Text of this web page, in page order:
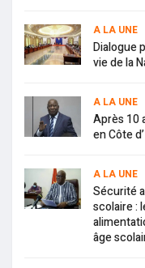
A LA UNE
Dialogue
vie de la
A LA UNE
Après 10
en Côte
A LA UNE
Sécurité
scolaire :
âge